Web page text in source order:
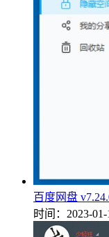
百度网盘
时间：2023-01-